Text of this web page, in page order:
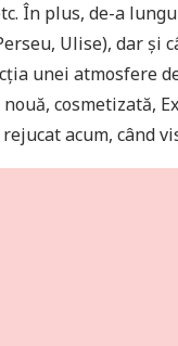
În plus, de-a
Ulise), dar și
unei atmosfere
cosmetizată,
acum, când